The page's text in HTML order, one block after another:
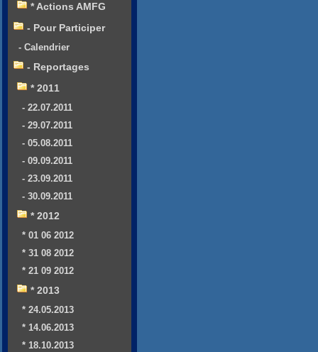
* Actions AMFG
- Pour Participer
- Calendrier
- Reportages
* 2011
- 22.07.2011
- 29.07.2011
- 05.08.2011
- 09.09.2011
- 23.09.2011
- 30.09.2011
* 2012
* 01 06 2012
* 31 08 2012
* 21 09 2012
* 2013
* 24.05.2013
* 14.06.2013
* 18.10.2013